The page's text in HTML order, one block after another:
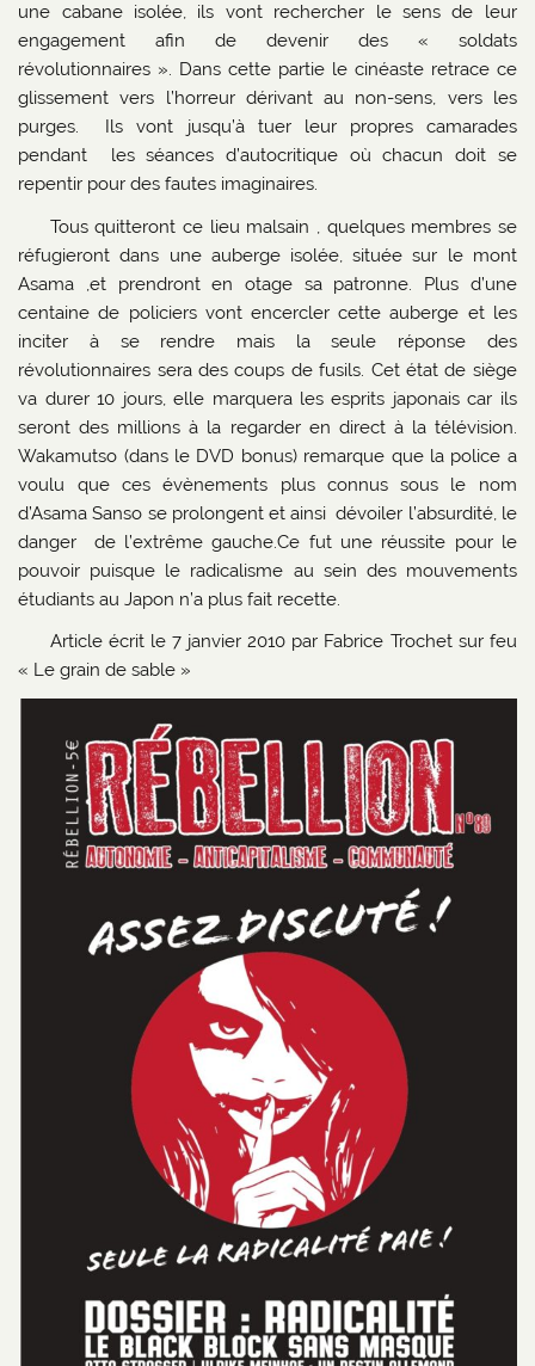
une cabane isolée, ils vont rechercher le sens de leur
engagement afin de devenir des « soldats
révolutionnaires ». Dans cette partie le cinéaste retrace ce
glissement vers l’horreur dérivant au non-sens, vers les
purges. Ils vont jusqu’à tuer leur propres camarades
pendant les séances d’autocritique où chacun doit se
repentir pour des fautes imaginaires.
Tous quitteront ce lieu malsain , quelques membres se
réfugieront dans une auberge isolée, située sur le mont
Asama ,et prendront en otage sa patronne. Plus d’une
centaine de policiers vont encercler cette auberge et les
inciter à se rendre mais la seule réponse des
révolutionnaires sera des coups de fusils. Cet état de siège
va durer 10 jours, elle marquera les esprits japonais car ils
seront des millions à la regarder en direct à la télévision.
Wakamutso (dans le DVD bonus) remarque que la police a
voulu que ces évènements plus connus sous le nom
d’Asama Sanso se prolongent et ainsi dévoiler l’absurdité, le
danger de l’extrême gauche.Ce fut une réussite pour le
pouvoir puisque le radicalisme au sein des mouvements
étudiants au Japon n’a plus fait recette.
Article écrit le 7 janvier 2010 par Fabrice Trochet sur feu
« Le grain de sable »